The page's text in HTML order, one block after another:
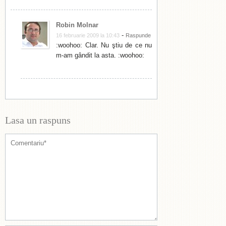
Robin Molnar
16 februarie 2009 la 10:43 - Raspunde
:woohoo: Clar. Nu ştiu de ce nu
m-am gândit la asta. :woohoo:
Lasa un raspuns